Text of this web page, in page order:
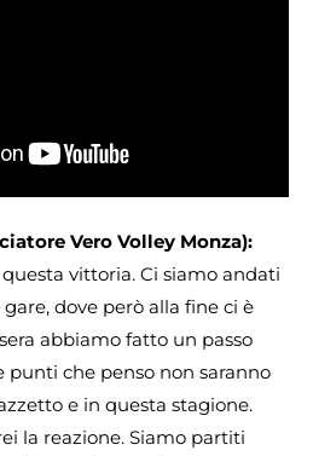
Vero Volley Monza):
vittoria. Ci siamo andati
dove però alla fine ci è
abbiamo fatto un passo
che penso non saranno
e in questa stagione.
la reazione. Siamo partiti